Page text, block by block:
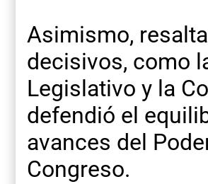
Asimismo,
decisivos, como
Legislativo y la
defendió el
avances del
Congreso.